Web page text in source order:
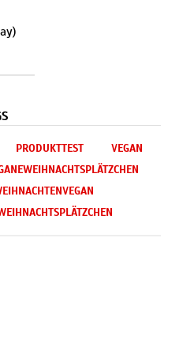
PRODUKTTEST
VEGAN